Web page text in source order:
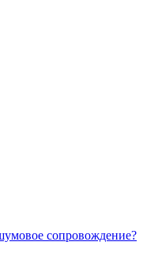
сопровождение?